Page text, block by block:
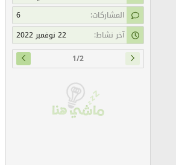
المشاركات
6
آخر نشاط
22 نوفمبر 2022
1/2